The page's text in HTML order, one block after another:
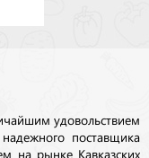
удовольствием
поставщика
на рынке Кавказских